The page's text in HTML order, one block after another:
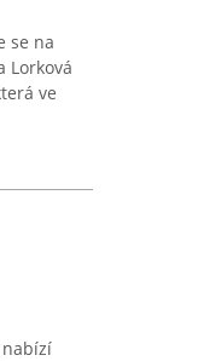
se na
Lorková
ve
nabízí